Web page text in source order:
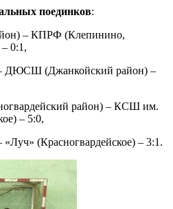
поединков:
– КПРФ (Клепинино,
0:1,
ДЮСШ (Джанкойский район) –
район) – КСШ им.
– 5:0,
(Красногвардейское) – 3:1.